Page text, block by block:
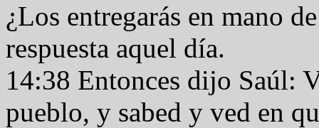
¿Los entregarás en mano
respuesta aquel día.
14:38 Entonces dijo Saúl:
pueblo, y sabed y ved en